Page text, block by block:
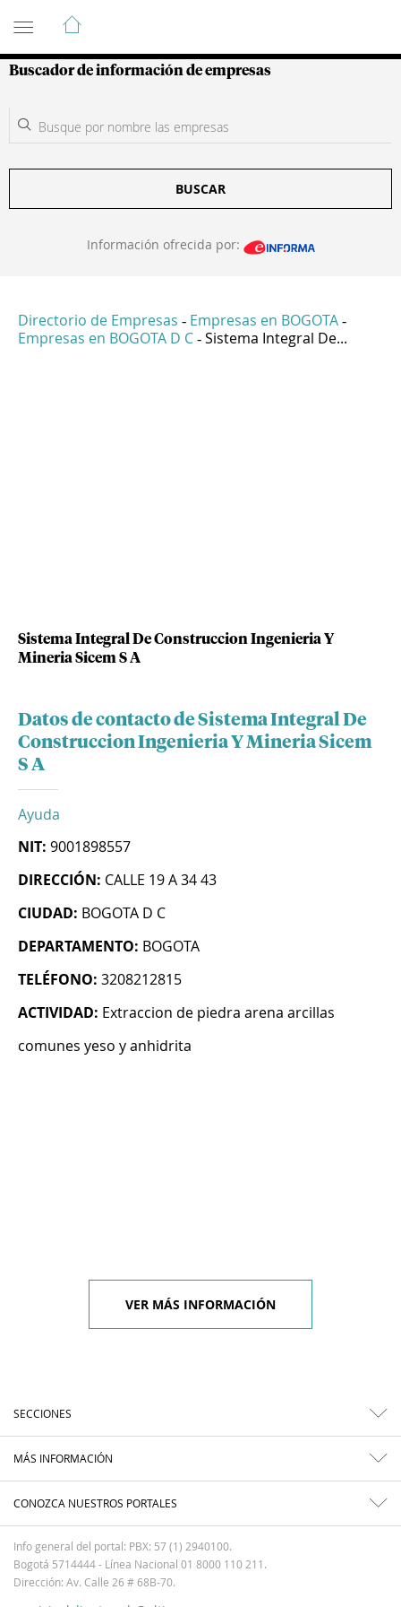
Guía de Empresas Colombianas
Buscador de información de empresas
BUSCAR
Información ofrecida por:
Directorio de Empresas - Empresas en BOGOTA -
Empresas en BOGOTA D C - Sistema Integral De...
Sistema Integral De Construccion Ingenieria Y
Mineria Sicem S A
Datos de contacto de Sistema Integral De
Construccion Ingenieria Y Mineria Sicem
S A
Ayuda
NIT: 9001898557
DIRECCIÓN: CALLE 19 A 34 43
CIUDAD: BOGOTA D C
DEPARTAMENTO: BOGOTA
TELÉFONO: 3208212815
ACTIVIDAD: Extraccion de piedra arena arcillas
comunes yeso y anhidrita
VER MÁS INFORMACIÓN
SECCIONES
MÁS INFORMACIÓN
CONOZCA NUESTROS PORTALES
Info general del portal: PBX: 57 (1) 2940100.
Bogotá 5714444 - Línea Nacional 01 8000 110 211.
Dirección: Av. Calle 26 # 68B-70.